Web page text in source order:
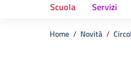
Scuola Servizi
Home Novità